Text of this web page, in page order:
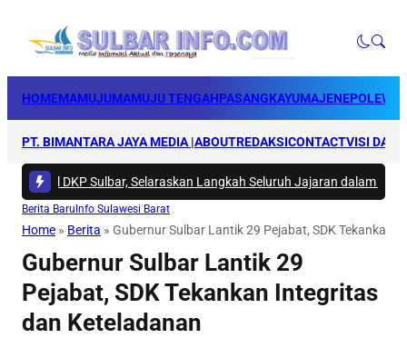
HOMEMAMUJUMAMUJU TENGAHPASANGKAYUMAJENE
PT. BIMANTARA JAYA MEDIA |ABOUTREDAKSICONTACTVISI DAN
DKP Sulbar, Selaraskan Langkah Seluruh Jajaran dalam
Berita Baru Info Sulawesi Barat
Home » Berita » Gubernur Sulbar Lantik 29 Pejabat, SDK Tekankan
Gubernur Sulbar Lantik 29
Pejabat, SDK Tekankan Integritas
dan Keteladanan